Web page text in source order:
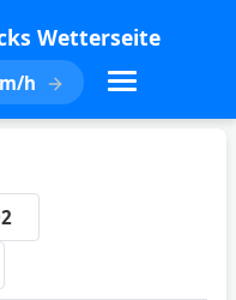
Wetterseite
h